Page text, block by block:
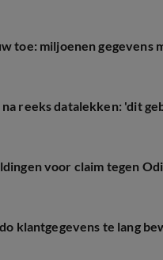
toe: miljoenen gegevens
reeks datalekken: 'dit
voor claim tegen
klantgegevens te lang